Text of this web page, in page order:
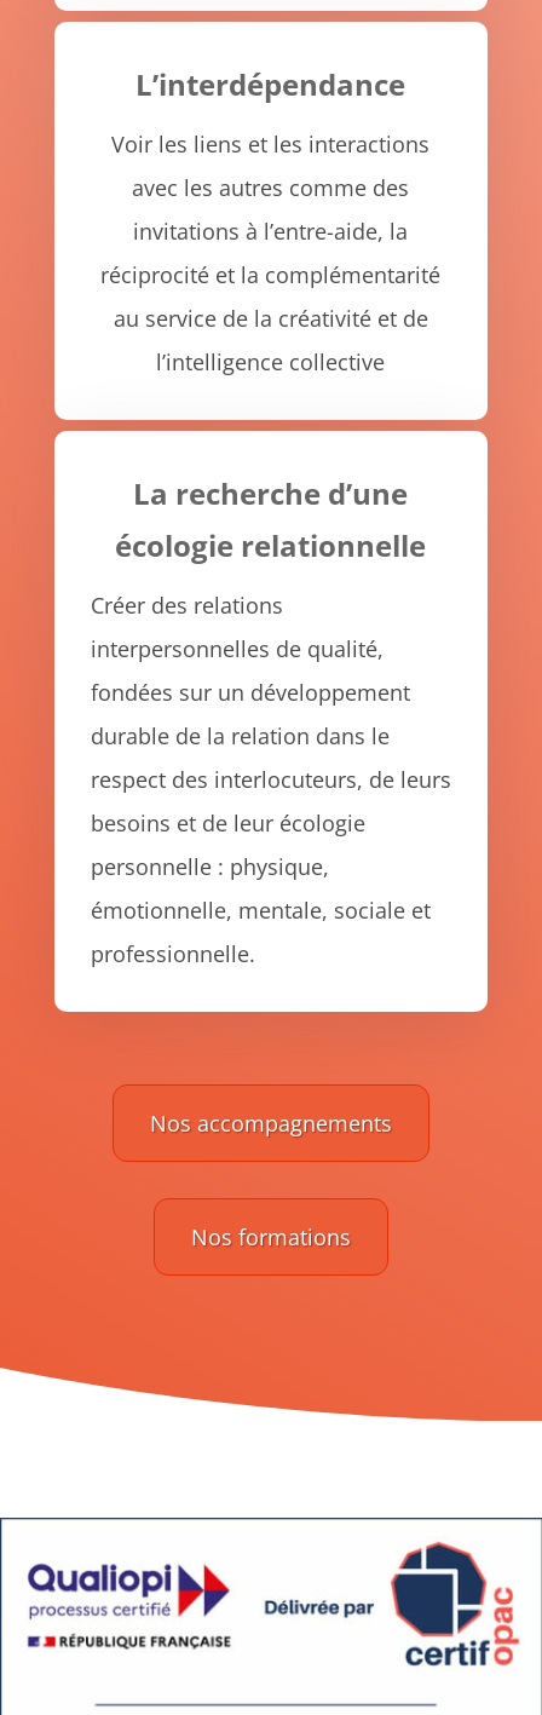
L’interdépendance
Voir les liens et les interactions
avec les autres comme des
invitations à l’entre-aide, la
réciprocité et la complémentarité
au service de la créativité et de
l’intelligence collective
La recherche d’une
écologie relationnelle
Créer des relations
interpersonnelles de qualité,
fondées sur un développement
durable de la relation dans le
respect des interlocuteurs, de leurs
besoins et de leur écologie
personnelle : physique,
émotionnelle, mentale, sociale et
professionnelle.
Nos accompagnements
Nos formations